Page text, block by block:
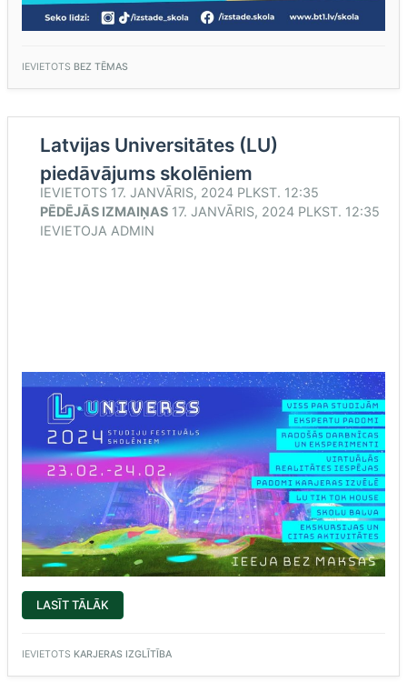
IEVIETOTS BEZ TĒMAS
Latvijas Universitātes (LU)
piedāvājums skolēniem
IEVIETOTS 17. JANVĀRIS, 2024 PLKST. 12:35
PĒDĒJĀS IZMAIŅAS 17. JANVĀRIS, 2024 PLKST. 12:35
IEVIETOJA ADMIN
LASĪT TĀLĀK
UNIVERSITĀTES
SKOLĒNIEM “
IEVIETOTS KARJERAS IZGLĪTĪBA